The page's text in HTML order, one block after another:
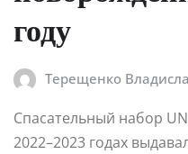
году
Терещенко
Спасательный набор
2022–2023 годах